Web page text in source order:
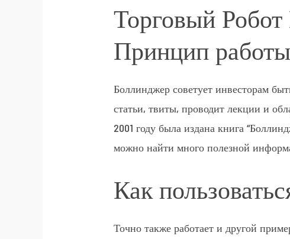
Торговый
Принцип
Боллинджер советует инвесторам
статьи, твиты, проводит лекции и
2001 году была издана книга
можно найти много полезной
Как
Точно также работает и другой